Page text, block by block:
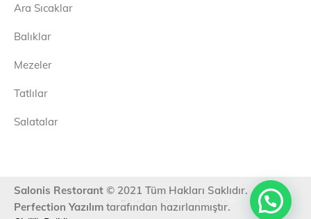
Ara Sıcaklar
Balıklar
Mezeler
Tatlılar
Salatalar
Salonis Restorant © 2021 Tüm Hakları Saklıdır.
Perfection Yazılım tarafından hazırlanmıştır.
Bilgi talebinde bulun.